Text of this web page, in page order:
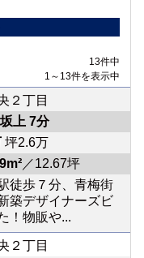
13件中
1～13件を表示中
２丁目
上 7分
坪2.6万
／12.67坪
徒歩７分、青梅街
築デザイナーズビ
！物販や...
２丁目